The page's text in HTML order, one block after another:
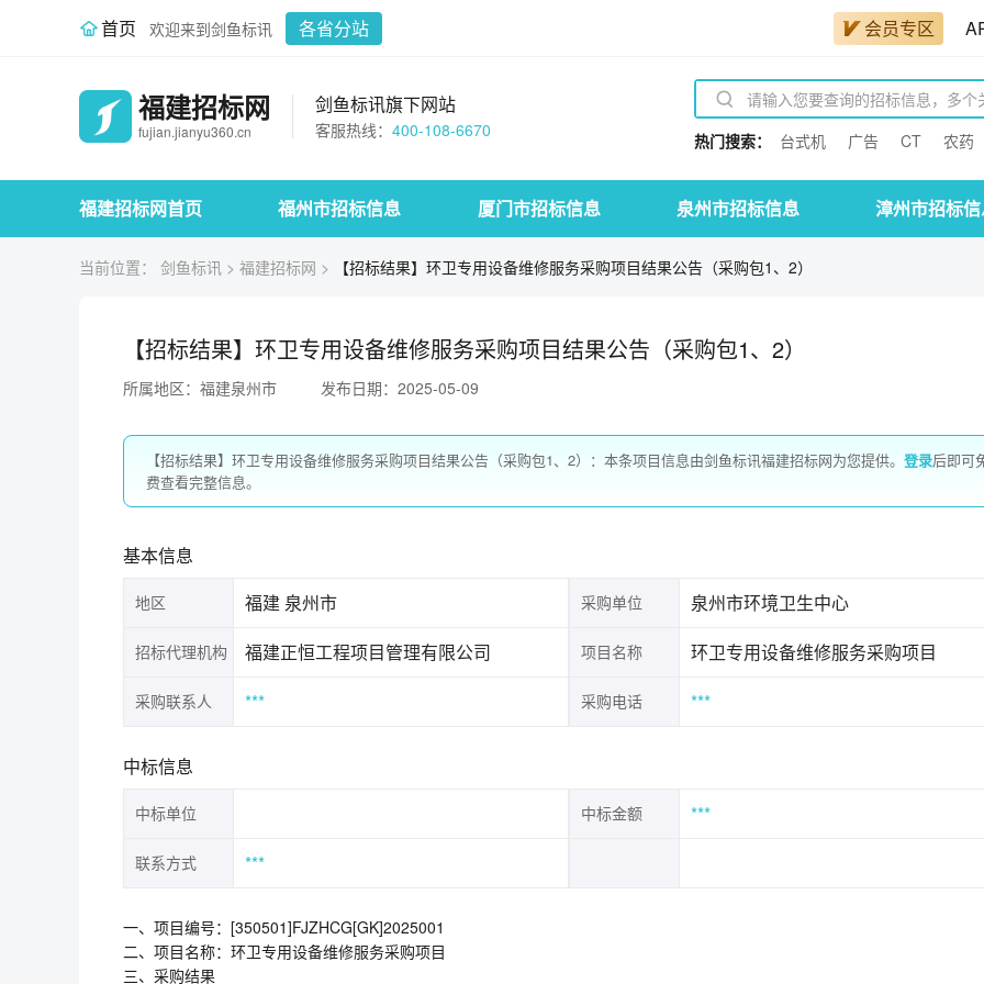
首页 欢迎来到剑鱼标讯 各省分站 会员专区
福建招标网
fujian.jianyu360.cn
剑鱼标讯旗下网站
客服热线： 400-108-6670 热门搜索： 台式机 广告 CT 农药
福建招标网首页 福州市招标信息 厦门市招标信息 泉州市招标信息 漳州市招标
当前位置： 剑鱼标讯 > 福建招标网 > 【招标结果】环卫专用设备维修服务采购项目结果公告（采购包1、2）
【招标结果】环卫专用设备维修服务采购项目结果公告（采购包1、2）
所属地区：福建泉州市 发布日期：2025-05-09
【招标结果】环卫专用设备维修服务采购项目结果公告（采购包1、2）：本条项目信息由剑鱼标讯福建招标网为您提供。 登录后即可
费查看完整信息。
基本信息
地区 福建 泉州市 采购单位 泉州市环境卫生中心
招标代理机构 福建正恒工程项目管理有限公司 项目名称 环卫专用设备维修服务采购项目
采购联系人 *** 采购电话 ***
中标信息
中标单位 中标金额 ***
联系方式 ***
一、项目编号：[350501]FJZHCG[GK]2025001
二、项目名称：环卫专用设备维修服务采购项目
三、采购结果